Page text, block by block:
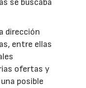
se buscaba
dirección
entre ellas
ofertas y
posible